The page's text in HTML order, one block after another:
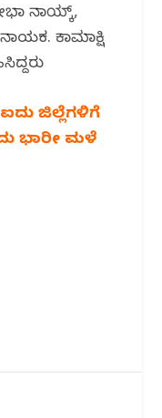
ನಾಯ್ಕ್,
ಕಾಮಾಕ್ಷಿ
ಜಿಲ್ಲೆಗಳಿಗೆ
ಭಾರೀ ಮಳೆ